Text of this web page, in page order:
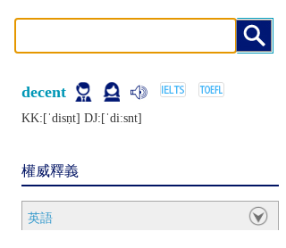
decent
KK:[ˈdisṇt] DJ:[ˈdiːsnt]
權威釋義
英語